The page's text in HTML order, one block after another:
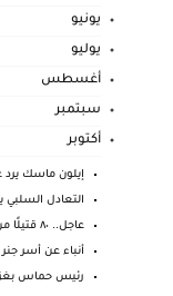
يونيو
يوليو
أغسطس
سبتمبر
أكتوبر
إيلون ماسك يرد
التعادل
عاجل.. ٨٠ قتيلًا من جيش الاحتلال والمقاومة تأسر ال...
أنباء عن أسر
رئيس حماس